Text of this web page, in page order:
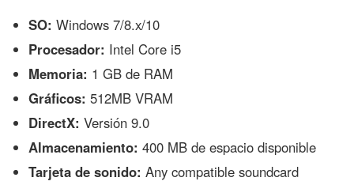
SO: Windows 7/8.x/10
Procesador: Intel Core i5
Memoria: 1 GB de RAM
Gráficos: 512MB VRAM
DirectX: Versión 9.0
Almacenamiento: 400 MB de espacio disponible
Tarjeta de sonido: Any compatible soundcard